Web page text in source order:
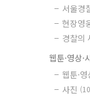
서울경
현장영
경찰의
웹툰·영상·
웹툰·영
사진